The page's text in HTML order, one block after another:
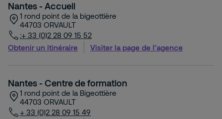
Nantes - Accueil
1 rond point de la bigeottière
44703 ORVAULT
:+ 33 (0)2 28 09 15 52
Obtenir un itinéraire
Visiter la page de l'agence
Nantes - Centre de formation
1 rond point de la Bigeottière
44703 ORVAULT
+ 33 (0)2 28 09 15 49